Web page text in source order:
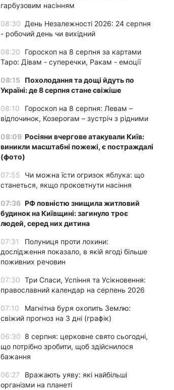
гарбузовим насінням
08:30 День Незалежності 2026: 24 серпня
- робочий день чи вихідний
08:20
Гороскоп на 8 серпня за картами
Таро: Дівам - суперечки, Ракам - емоції
08:15 Похолодання та дощі йдуть по
Україні: де 8 серпня стане свіжіше
08:10
Гороскоп на 8 серпня: Левам –
відпочинок, Козерогам – зустріч з рідними
08:09 Росіяни вчергове атакували Київ:
виникли масштабні пожежі, є постраждалі
(фото)
07:55
Чи можна їсти огризок яблука: що
станеться, якщо проковтнути насіння
07:36 РФ повністю знищила житловий
будинок на Київщині: загинуло троє
людей, серед них дитина
07:31
Полуниця проти лохини:
дослідження показало, в якій ягоді більше
поживних речовин
07:30 Три Спаси, Успіння та Усікновення:
православний календар на серпень 2026
07:10
Магнітна буря охопить Землю:
свіжий прогноз на 3 дні (графік)
06:30 8 серпня: церковне свято сьогодні,
що потрібно зробити, щоб здійснилося
бажання
06:27
Вражають уяву: які найбільші
організми на планеті